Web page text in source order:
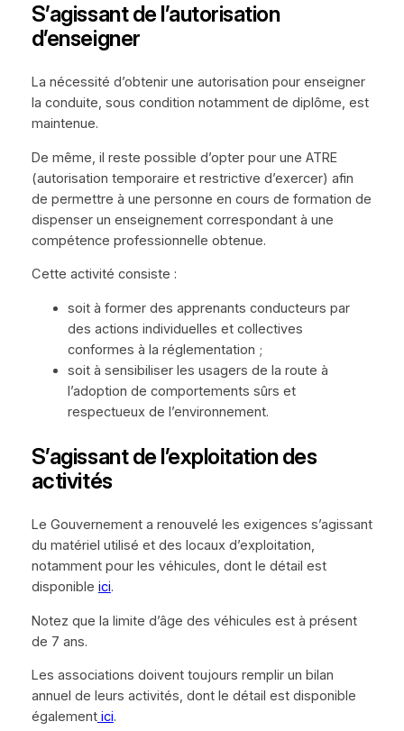
S’agissant de l’autorisation
d’enseigner
La nécessité d’obtenir une autorisation pour enseigner
la conduite, sous condition notamment de diplôme, est
maintenue.
De même, il reste possible d’opter pour une ATRE
(autorisation temporaire et restrictive d’exercer) afin
de permettre à une personne en cours de formation de
dispenser un enseignement correspondant à une
compétence professionnelle obtenue.
Cette activité consiste :
soit à former des apprenants conducteurs par
des actions individuelles et collectives
conformes à la réglementation ;
soit à sensibiliser les usagers de la route à
l’adoption de comportements sûrs et
respectueux de l’environnement.
S’agissant de l’exploitation des
activités
Le Gouvernement a renouvelé les exigences s’agissant
du matériel utilisé et des locaux d’exploitation,
notamment pour les véhicules, dont le détail est
disponible ici.
Notez que la limite d’âge des véhicules est à présent
de 7 ans.
Les associations doivent toujours remplir un bilan
annuel de leurs activités, dont le détail est disponible
égalementici.